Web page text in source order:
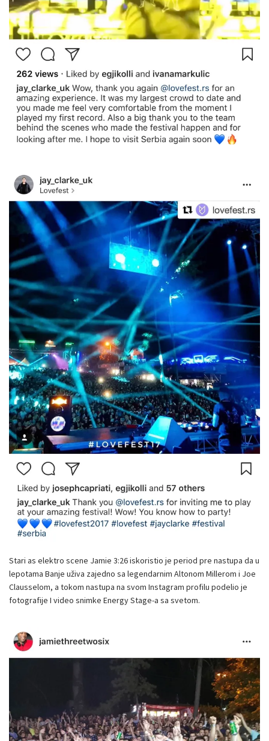
Stari as elektro scene Jamie 3:26 iskoristio je period pre nastupa da u
lepotama Banje uživa zajedno sa legendarnim Altonom Millerom i Joe
Clausselom, a tokom nastupa na svom Instagram profilu podelio je
fotografije I video snimke Energy Stage-a sa svetom.